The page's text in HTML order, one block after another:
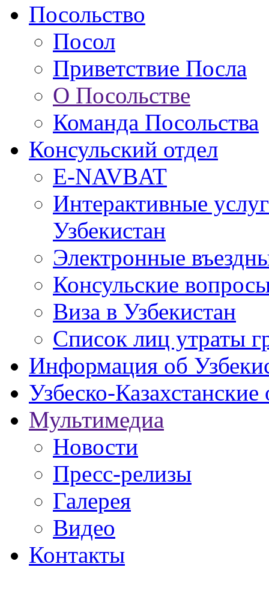
Посольство
Посол
Приветствие Посла
О Посольстве
Команда Посольства
Консульский отдел
E-NAVBAT
Интерактивные
Узбекистан
Электронные
Консульские
Виза в Узбекистан
Список лиц утраты
Информация об
Узбеско-
Мультимедиа
Новости
Пресс-релизы
Галерея
Видео
Контакты